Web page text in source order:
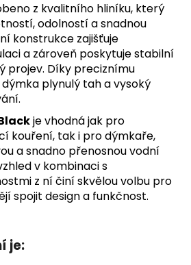
z kvalitního hliníku, který
odolností a snadnou
konstrukce zajišťuje
a zároveň poskytuje stabilní
projev. Díky preciznímu
plynulý tah a vysoký
je vhodná jak pro
kouření, tak i pro dýmkaře,
a snadno přenosnou vodní
v kombinaci s
z ní činí skvělou volbu pro
spojit design a funkčnost.
je: